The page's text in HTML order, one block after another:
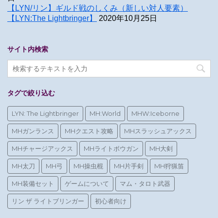
【LYN/リン】ギルド戦のしくみ（新しい対人要素）
【LYN:The Lightbringer】
2020年10月25日
サイト内検索
タグで絞り込む
LYN: The Lightbringer MH:World MHW:Iceborne
MHガンランス MHクエスト攻略 MHスラッシュアックス
MHチャージアックス MHライトボウガン MH大剣
MH太刀 MH弓 MH操虫棍 MH片手剣 MH狩猟笛
MH装備セット ゲームについて マム・タロト武器
リン ザ ライトブリンガー 初心者向け